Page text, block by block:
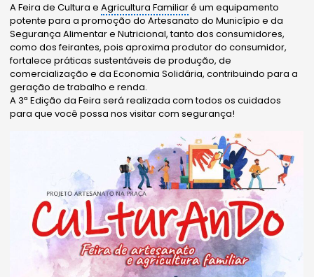
A Feira de Cultura eAgricultura Familiaré um equipamento
potente para a promoção do Artesanato do Município e da
Segurança Alimentar e Nutricional, tanto dos consumidores,
como dos feirantes, pois aproxima produtor do consumidor,
fortalece práticas sustentáveis de produção, de
comercialização e da Economia Solidária, contribuindo para a
geração de trabalho e renda.
A 3ª Edição da Feira será realizada com todos os cuidados
para que você possa nos visitar com segurança!